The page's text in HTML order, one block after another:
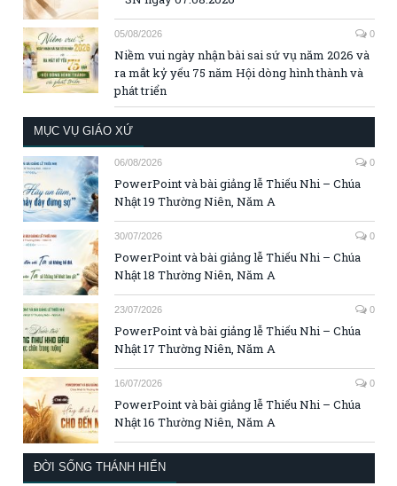
05/08/2026 0
Niềm vui ngày nhận bài sai sứ vụ năm 2026 và
ra mắt kỷ yếu 75 năm Hội dòng hình thành và
phát triển
MỤC VỤ GIÁO XỨ
06/08/2026 0
PowerPoint và bài giảng lễ Thiếu Nhi – Chúa
Nhật 19 Thường Niên, Năm A
30/07/2026 0
PowerPoint và bài giảng lễ Thiếu Nhi – Chúa
Nhật 18 Thường Niên, Năm A
23/07/2026 0
PowerPoint và bài giảng lễ Thiếu Nhi – Chúa
Nhật 17 Thường Niên, Năm A
16/07/2026 0
PowerPoint và bài giảng lễ Thiếu Nhi – Chúa
Nhật 16 Thường Niên, Năm A
ĐỜI SỐNG THÁNH HIẾN